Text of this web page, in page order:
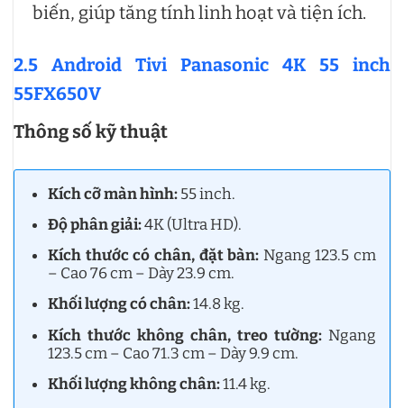
biến, giúp tăng tính linh hoạt và tiện ích.
2.5 Android Tivi Panasonic 4K 55 inch
55FX650V
Thông số kỹ thuật
Kích cỡ màn hình:55 inch.
Độ phân giải:4K (Ultra HD).
Kích thước có chân, đặt bàn: Ngang 123.5 cm
– Cao 76 cm – Dày 23.9 cm.
Khối lượng có chân:14.8 kg.
Kích thước không chân, treo tường: Ngang
123.5 cm – Cao 71.3 cm – Dày 9.9 cm.
Khối lượng không chân:11.4 kg.